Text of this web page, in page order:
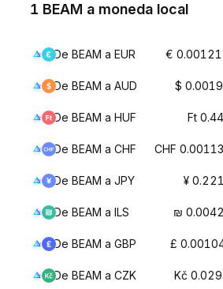
1 BEAM a moneda local
De BEAM a EUR €
De BEAM a AUD $
De BEAM a HUF Ft
De BEAM a CHF CHF
De BEAM a JPY ¥
De BEAM a ILS ₪
De BEAM a GBP £
De BEAM a CZK Kč